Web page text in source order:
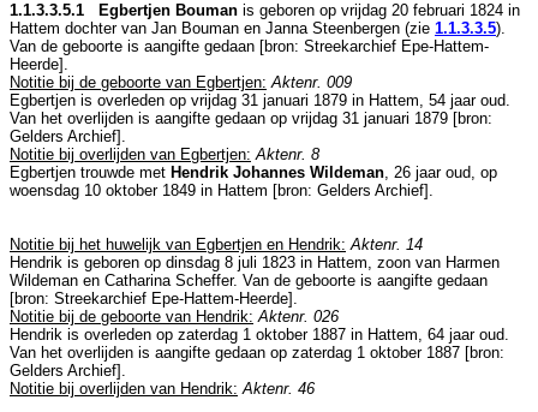
1.1.3.3.5.1 Egbertjen Bouman is geboren op vrijdag 20 februari 1824 in
Hattem dochter van Jan Bouman en Janna Steenbergen (zie 1.1.3.3.5).
Van de geboorte is aangifte gedaan [bron: Streekarchief Epe-Hattem-
Heerde].
Notitie bij de geboorte van Egbertjen: Aktenr. 009
Egbertjen is overleden op vrijdag 31 januari 1879 in Hattem, 54 jaar oud.
Van het overlijden is aangifte gedaan op vrijdag 31 januari 1879 [bron:
Gelders Archief].
Notitie bij overlijden van Egbertjen: Aktenr. 8
Egbertjen trouwde met Hendrik Johannes Wildeman, 26 jaar oud, op
woensdag 10 oktober 1849 in Hattem [bron: Gelders Archief].
Notitie bij het huwelijk van Egbertjen en Hendrik: Aktenr. 14
Hendrik is geboren op dinsdag 8 juli 1823 in Hattem, zoon van Harmen
Wildeman en Catharina Scheffer. Van de geboorte is aangifte gedaan
[bron: Streekarchief Epe-Hattem-Heerde].
Notitie bij de geboorte van Hendrik: Aktenr. 026
Hendrik is overleden op zaterdag 1 oktober 1887 in Hattem, 64 jaar oud.
Van het overlijden is aangifte gedaan op zaterdag 1 oktober 1887 [bron:
Gelders Archief].
Notitie bij overlijden van Hendrik: Aktenr. 46